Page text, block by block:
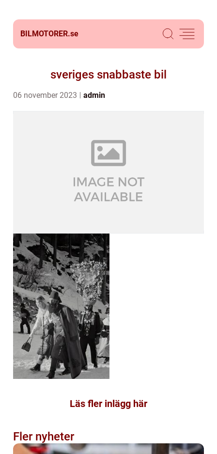
BILMOTORER.se
sveriges snabbaste bil
06 november 2023 admin
Läs fler inlägg här
Fler nyheter